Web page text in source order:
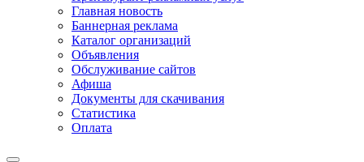
Главная новость
Баннерная реклама
Каталог организаций
Объявления
Обслуживание сайтов
Афиша
Документы для скачивания
Статистика
Оплата